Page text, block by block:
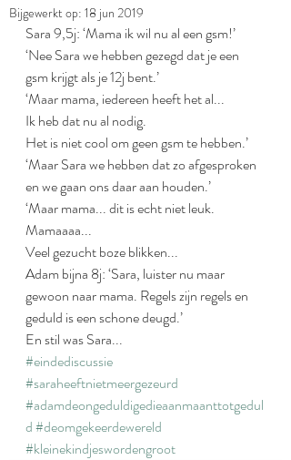
Bijgewerkt op: 18 jun 2019
Sara 9,5j: ‘Mama ik wil nu al een gsm!’
‘Nee Sara we hebben gezegd dat je een
gsm krijgt als je 12j bent.’
‘Maar mama, iedereen heeft het al...
Ik heb dat nu al nodig.
Het is niet cool om geen gsm te hebben.’
‘Maar Sara we hebben dat zo afgesproken
en we gaan ons daar aan houden.’
‘Maar mama... dit is echt niet leuk.
Mamaaaa...
Veel gezucht boze blikken...
Adam bijna 8j: ‘Sara, luister nu maar
gewoon naar mama. Regels zijn regels en
geduld is een schone deugd.’
En stil was Sara...
#eindediscussie
#saraheeftnietmeergezeurd
#adamdeongeduldigedieaanmaanttotgedul
d#deomgekeerdewereld
#kleinekindjeswordengroot